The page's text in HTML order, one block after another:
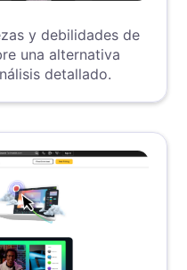
y debilidades de
una alternativa
detallado.